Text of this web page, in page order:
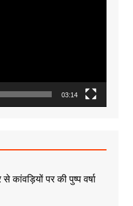
03:14
कांवड़ियों पर की पुष्प वर्षा